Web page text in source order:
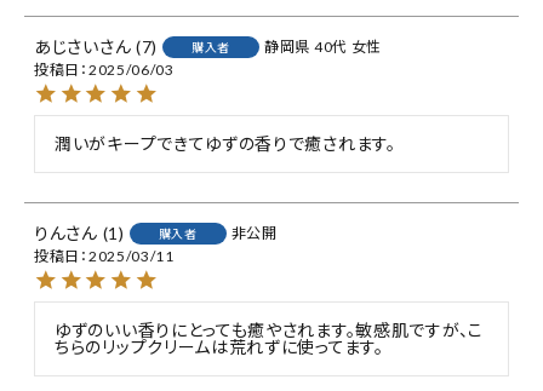
あじさい 7 購入者 静岡県 40代 女性
投稿日 2025/06/03
潤いがキープできてゆずの香りで癒されます。
りん 1 購入者
非公開
投稿日 2025/03/11
ゆずのいい香りにとっても癒やされます。敏感肌ですが、こ
ちらのリップクリームは荒れずに使ってます。